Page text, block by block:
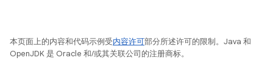
本页面上的内容和代码示例受内容许可部分所述许可的限制。Java 和
OpenJDK 是 Oracle 和/或其关联公司的注册商标。